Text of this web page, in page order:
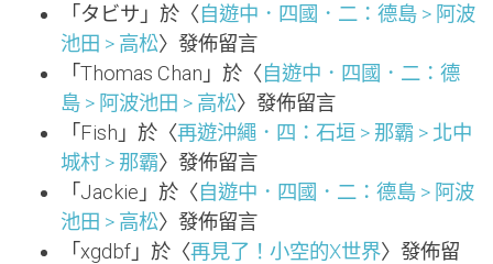
「タビサ 」於〈自遊中．四國．二：德島 > 阿波
池田 > 高松〉發佈留言
「Thomas Chan 」於〈自遊中．四國．二：德
島 > 阿波池田 > 高松〉發佈留言
「Fish 」於〈再遊沖繩．四：石垣 > 那霸 > 北中
城村 > 那霸〉發佈留言
「Jackie 」於〈自遊中．四國．二：德島 > 阿波
池田 > 高松〉發佈留言
「xgdbf 」於〈再見了！小空的X世界〉發佈留